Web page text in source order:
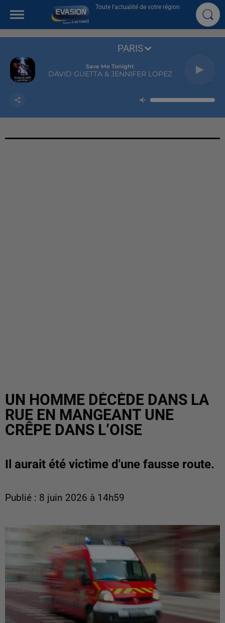
Toute l'actualité de votre région
Save Me Tonight
DAVID GUETTA & JENNIFER LOPEZ
PARIS
UN HOMME DÉCÈDE DANS LA
RUE EN MANGEANT UNE
CRÊPE DANS L’OISE
Il aurait été victime d'une fausse route.
Publié : 8 juin 2026 à 14h59